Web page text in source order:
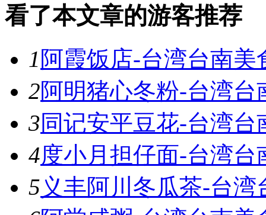
看了本文章的游客推荐
1 阿霞饭店-台湾台南美
2阿明猪心冬粉-台湾台
3同记安平豆花-台湾台
4度小月担仔面-台湾台
5义丰阿川冬瓜茶-台湾